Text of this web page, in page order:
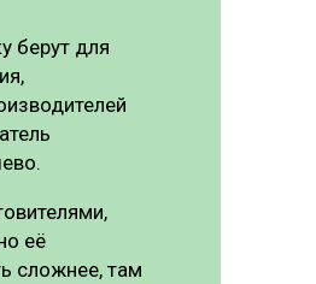
берут для
её
сложнее, там